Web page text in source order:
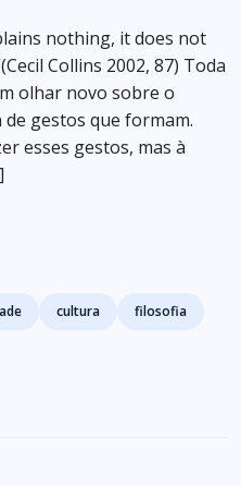
nothing, it does not
Collins 2002, 87) Toda
olhar novo sobre o
de gestos que formam.
esses gestos, mas à
cultura
filosofia